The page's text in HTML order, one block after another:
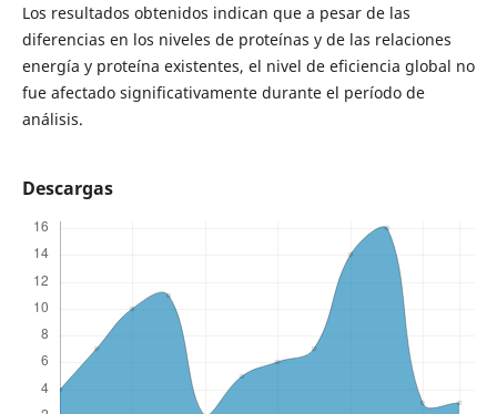
Los resultados obtenidos indican que a pesar de las
diferencias en los niveles de proteínas y de las relaciones
energía y proteína existentes, el nivel de eficiencia global no
fue afectado significativamente durante el período de
análisis.
Descargas